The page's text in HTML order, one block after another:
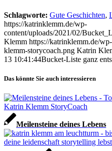
Schlagworte: Gute Geschichten,
https://katrinklemm.de/wp-
content/uploads/2021/02/
Klemm https://katrinklemm.de/
klemm-storycoach.png Katrin
13 10:41:44Bucket-Liste ganz
Das könnte Sie auch interessieren
Meilensteine deines Lebens